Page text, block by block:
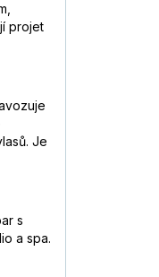
projet
Je
s
a spa.